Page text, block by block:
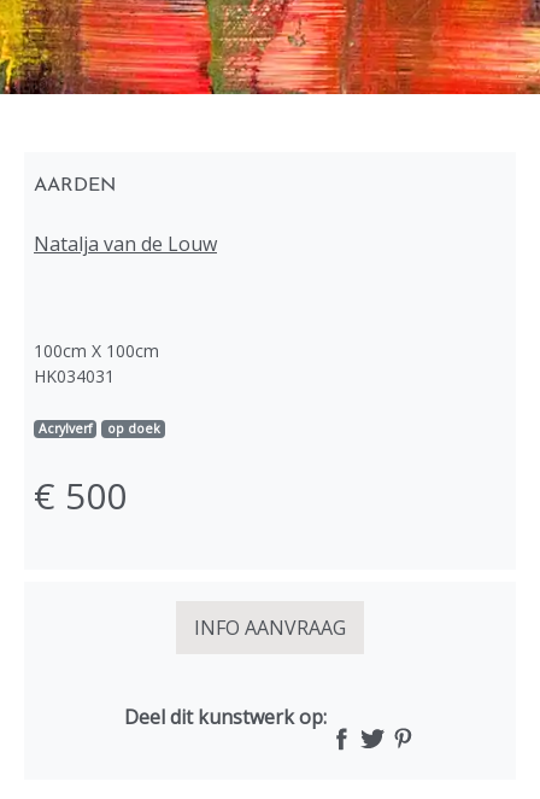
AARDEN
Natalja van de Louw
100cm X 100cm
HK034031
Acrylverf op doek
€ 500
INFO AANVRAAG
Deel dit kunstwerk op: